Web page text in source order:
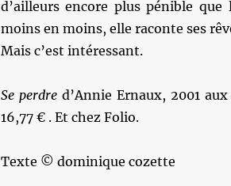
d’ailleurs encore plus pénible
moins en moins, elle raconte ses
Mais c’est intéressant.
Se perdred’Annie Ernaux, 2001
16,77 € . Et chez Folio.
Texte © dominique cozette